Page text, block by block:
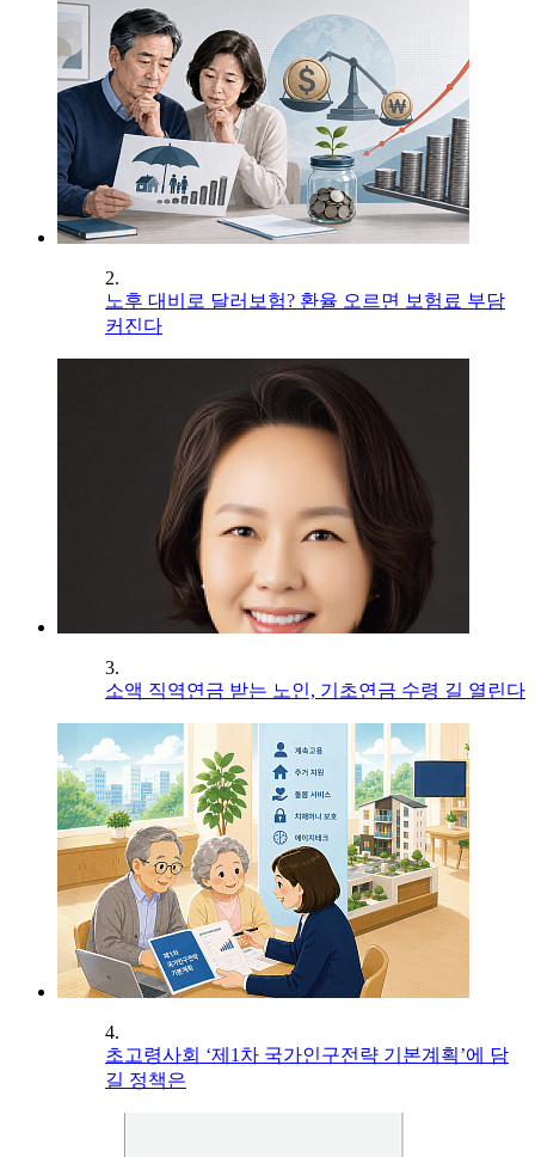
2.
노후 대비로 달러보험? 환율 오르면 보험료 부담
커진다
3.
소액 직역연금 받는 노인, 기초연금 수령 길 열린다
4.
초고령사회 ‘제1차 국가인구전략 기본계획’에 담
길 정책은